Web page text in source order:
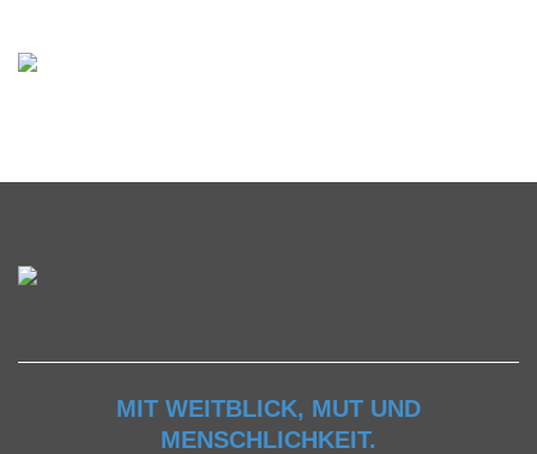
MIT WEITBLICK, MUT UND
MENSCHLICHKEIT.